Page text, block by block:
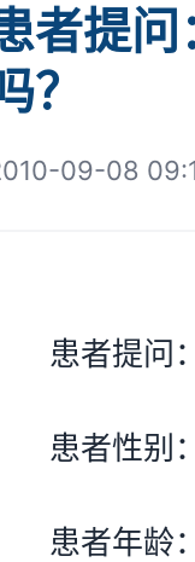
者提
？
09-08
患者提问：
患者性别
患者年龄